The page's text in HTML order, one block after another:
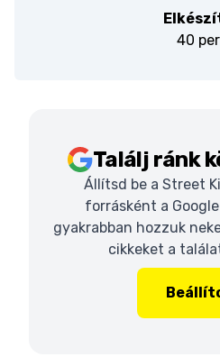
40
Találj ránk
Állítsd be a Street
forrásként a
gyakrabban hozzuk
cikkeket a